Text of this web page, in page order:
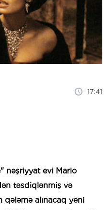
17:41
nəşriyyat evi Mario
təsdiqlənmiş və
alınacaq yeni